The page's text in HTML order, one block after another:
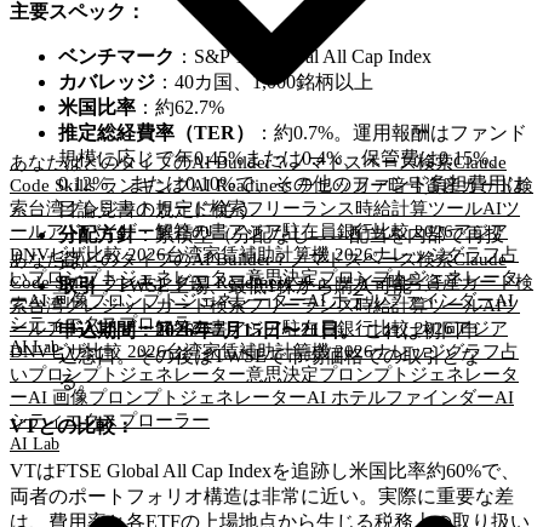
あなたはどのタイプのAI Builder？ノマドスペース検索Claude
Code Skills ランキングAI Readiness チェッカー暗号資産カード検
索台湾クレジットカード検索フリーランス時給計算ツールAIツ
ールアドバイザー解答の書アジア駐在員銀行比較 2026アジア
DNVビザ比較 2026台湾家賃補助計算機 2026ナレッジグラフ占
いプロンプトジェネレーター意思決定プロンプトジェネレータ
ーAI 画像プロンプトジェネレーターAI ホテルファインダーAI
シティエクスプローラー
AI Lab
あなたはどのタイプのAI Builder？ノマドスペース検索Claude
Code Skills ランキングAI Readiness チェッカー暗号資産カード検
索台湾クレジットカード検索フリーランス時給計算ツールAIツ
ールアドバイザー解答の書アジア駐在員銀行比較 2026アジア
DNVビザ比較 2026台湾家賃補助計算機 2026ナレッジグラフ占
いプロンプトジェネレーター意思決定プロンプトジェネレータ
ーAI 画像プロンプトジェネレーターAI ホテルファインダーAI
シティエクスプローラー
AI Lab
主要スペック：
ベンチマーク ：S&P TIP Global All Cap Index
カバレッジ ：40カ国、1,000銘柄以上
米国比率 ：約62.7%
推定総経費率（TER）
：約0.7%。運用報酬はファンド
規模に応じて年0.45%または0.4%、保管費は0.15%、
0.12%、または0.10%で、その他のファンド負担費用は
目論見書の規定に従う
分配方針：累積型（分配なし——配当を内部で再投
資）
取引：TWSE上場、最低1株から購入可能
申込期間：2026年7月15日〜21日。これは初回申
込窓口。その後はTWSEで市場価格での取引とな
る。
VTとの比較：
VTはFTSE Global All Cap Indexを追跡し米国比率約60%で、
両者のポートフォリオ構造は非常に近い。実際に重要な差
は、費用率と各ETFの上場地点から生じる税務上の取り扱い